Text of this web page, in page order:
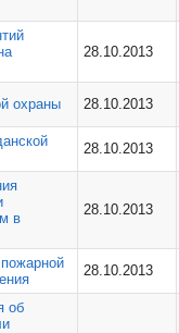
28.10.2013
охраны 28.10.2013
28.10.2013
в
28.10.2013
28.10.2013
об